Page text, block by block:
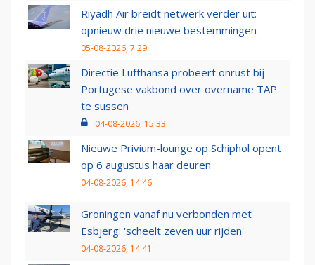
Riyadh Air breidt netwerk verder uit:
opnieuw drie nieuwe bestemmingen
05-08-2026, 7:29
Directie Lufthansa probeert onrust bij
Portugese vakbond over overname TAP
te sussen
04-08-2026, 15:33
Nieuwe Privium-lounge op Schiphol opent
op 6 augustus haar deuren
04-08-2026, 14:46
Groningen vanaf nu verbonden met
Esbjerg: 'scheelt zeven uur rijden'
04-08-2026, 14:41